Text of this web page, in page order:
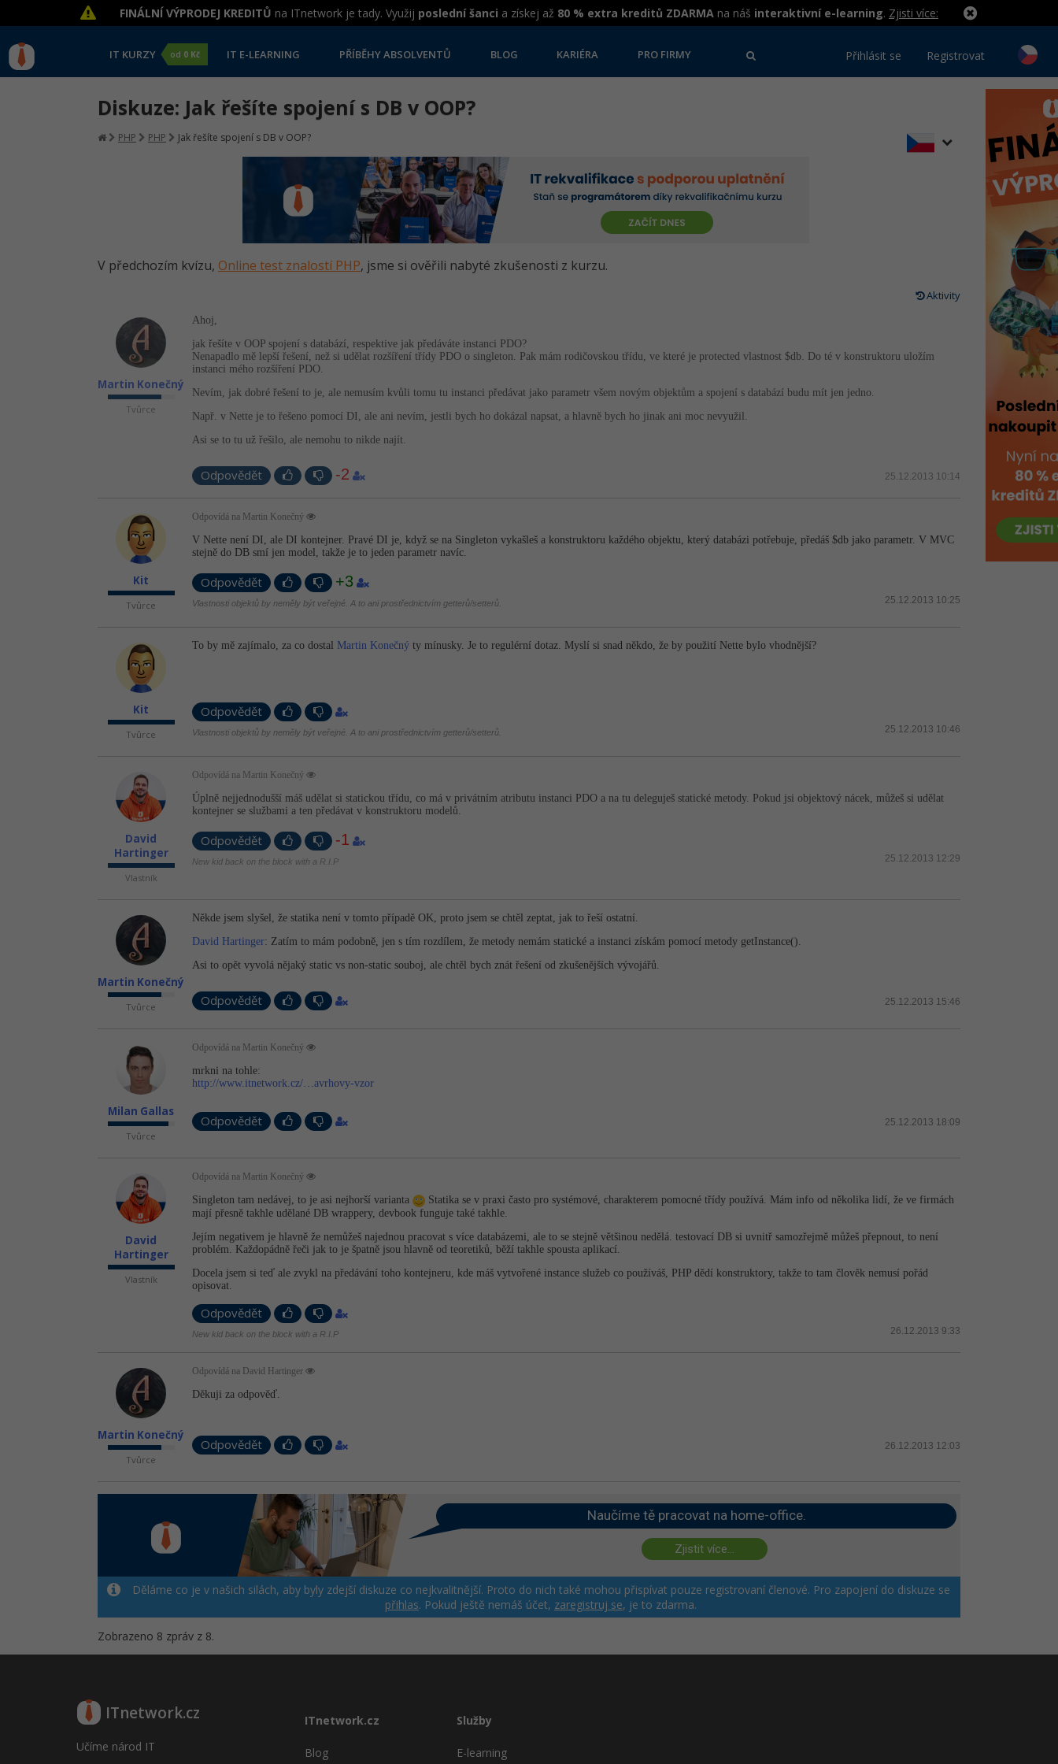
FINÁLNÍ VÝPRODEJ KREDITŮ na ITnetwork je tady. Využij poslední šanci a získej až 80 % extra kreditů ZDARMA na náš interaktivní e-learning. Zjisti více:
IT KURZY od 0 Kč IT E-LEARNING PŘÍBĚHY ABSOLVENTŮ BLOG KARIÉRA PRO FIRMY Přihlásit se Registrovat
Diskuze: Jak řešíte spojení s DB v OOP?
PHP PHP Jak řešíte spojení s DB v OOP?
V předchozím kvízu, Online test znalostí PHP, jsme si ověřili nabyté zkušenosti z kurzu.
Aktivity
Martin Konečný
Tvůrce
Ahoj,
jak řešíte v OOP spojení s databází, respektive jak předáváte instanci PDO?
Nenapadlo mě lepší řešení, než si udělat rozšíření třídy PDO o singleton. Pak mám rodičovskou třídu, ve které je protected vlastnost $db. Do té v konstruktoru uložím
instanci mého rozšíření PDO.
Nevím, jak dobré řešení to je, ale nemusím kvůli tomu tu instanci předávat jako parametr všem novým objektům a spojení s databází budu mít jen jedno.
Např. v Nette je to řešeno pomocí DI, ale ani nevím, jestli bych ho dokázal napsat, a hlavně bych ho jinak ani moc nevyužil.
Asi se to tu už řešilo, ale nemohu to nikde najít.
Odpovědět -2 25.12.2013 10:14
Kit
Tvůrce
Odpovídá na Martin Konečný
V Nette není DI, ale DI kontejner. Pravé DI je, když se na Singleton vykašleš a konstruktoru každého objektu, který databázi potřebuje, předáš $db jako parametr. V MVC
stejně do DB smí jen model, takže je to jeden parametr navíc.
Odpovědět +3
25.12.2013 10:25
Vlastnosti objektů by neměly být veřejné. A to ani prostřednictvím getterů/setterů.
Kit
Tvůrce
To by mě zajímalo, za co dostal Martin Konečný ty mínusky. Je to regulérní dotaz. Myslí si snad někdo, že by použití Nette bylo vhodnější?
Odpovědět
25.12.2013 10:46
Vlastnosti objektů by neměly být veřejné. A to ani prostřednictvím getterů/setterů.
David
Hartinger
Vlastník
Odpovídá na Martin Konečný
Úplně nejjednodušší máš udělat si statickou třídu, co má v privátním atributu instanci PDO a na tu deleguješ statické metody. Pokud jsi objektový nácek, můžeš si udělat
kontejner se službami a ten předávat v konstruktoru modelů.
Odpovědět -1
25.12.2013 12:29
New kid back on the block with a R.I.P
Martin Konečný
Tvůrce
Někde jsem slyšel, že statika není v tomto případě OK, proto jsem se chtěl zeptat, jak to řeší ostatní.
David Hartinger: Zatím to mám podobně, jen s tím rozdílem, že metody nemám statické a instanci získám pomocí metody getInstance().
Asi to opět vyvolá nějaký static vs non-static souboj, ale chtěl bych znát řešení od zkušenějších vývojářů.
Odpovědět 25.12.2013 15:46
Milan Gallas
Tvůrce
Odpovídá na Martin Konečný
mrkni na tohle:
http://www.itnetwork.cz/…avrhovy-vzor
Odpovědět 25.12.2013 18:09
David
Hartinger
Vlastník
Odpovídá na Martin Konečný
Singleton tam nedávej, to je asi nejhorší varianta
Statika se v praxi často pro systémové, charakterem pomocné třídy používá. Mám info od několika lidí, že ve firmách
mají přesně takhle udělané DB wrappery, devbook funguje také takhle.
Jejím negativem je hlavně že nemůžeš najednou pracovat s více databázemi, ale to se stejně většinou nedělá. testovací DB si uvnitř samozřejmě můžeš přepnout, to není
problém. Každopádně řeči jak to je špatně jsou hlavně od teoretiků, běží takhle spousta aplikací.
Docela jsem si teď ale zvykl na předávání toho kontejneru, kde máš vytvořené instance služeb co používáš, PHP dědí konstruktory, takže to tam člověk nemusí pořád
opisovat.
Odpovědět
26.12.2013 9:33
New kid back on the block with a R.I.P
Martin Konečný
Tvůrce
Odpovídá na David Hartinger
Děkuji za odpověď.
Odpovědět 26.12.2013 12:03
Naučíme tě pracovat na home-office.
Zjistit více...
Děláme co je v našich silách, aby byly zdejší diskuze co nejkvalitnější. Proto do nich také mohou přispívat pouze registrovaní členové. Pro zapojení do diskuze se
přihlas. Pokud ještě nemáš účet, zaregistruj se, je to zdarma.
Zobrazeno 8 zpráv z 8.
ITnetwork.cz
Učíme národ IT
ITnetwork.cz
Blog
Služby
E-learning